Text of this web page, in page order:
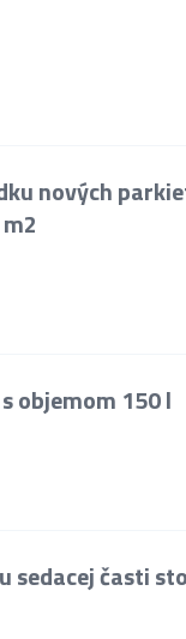
nových
objemom 150 l
sedacej časti